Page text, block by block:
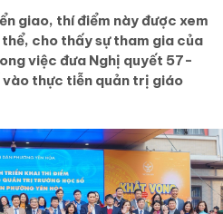
giao, thí điểm này được xem
cho thấy sự tham gia của
việc đưa Nghị quyết 57-
thực tiễn quản trị giáo